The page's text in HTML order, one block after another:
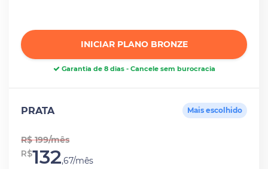
INICIAR PLANO BRONZE
Garantia de 8 dias - Cancele sem burocracia
PRATA Mais escolhido
R$ 199/mês
R$132,67/mês